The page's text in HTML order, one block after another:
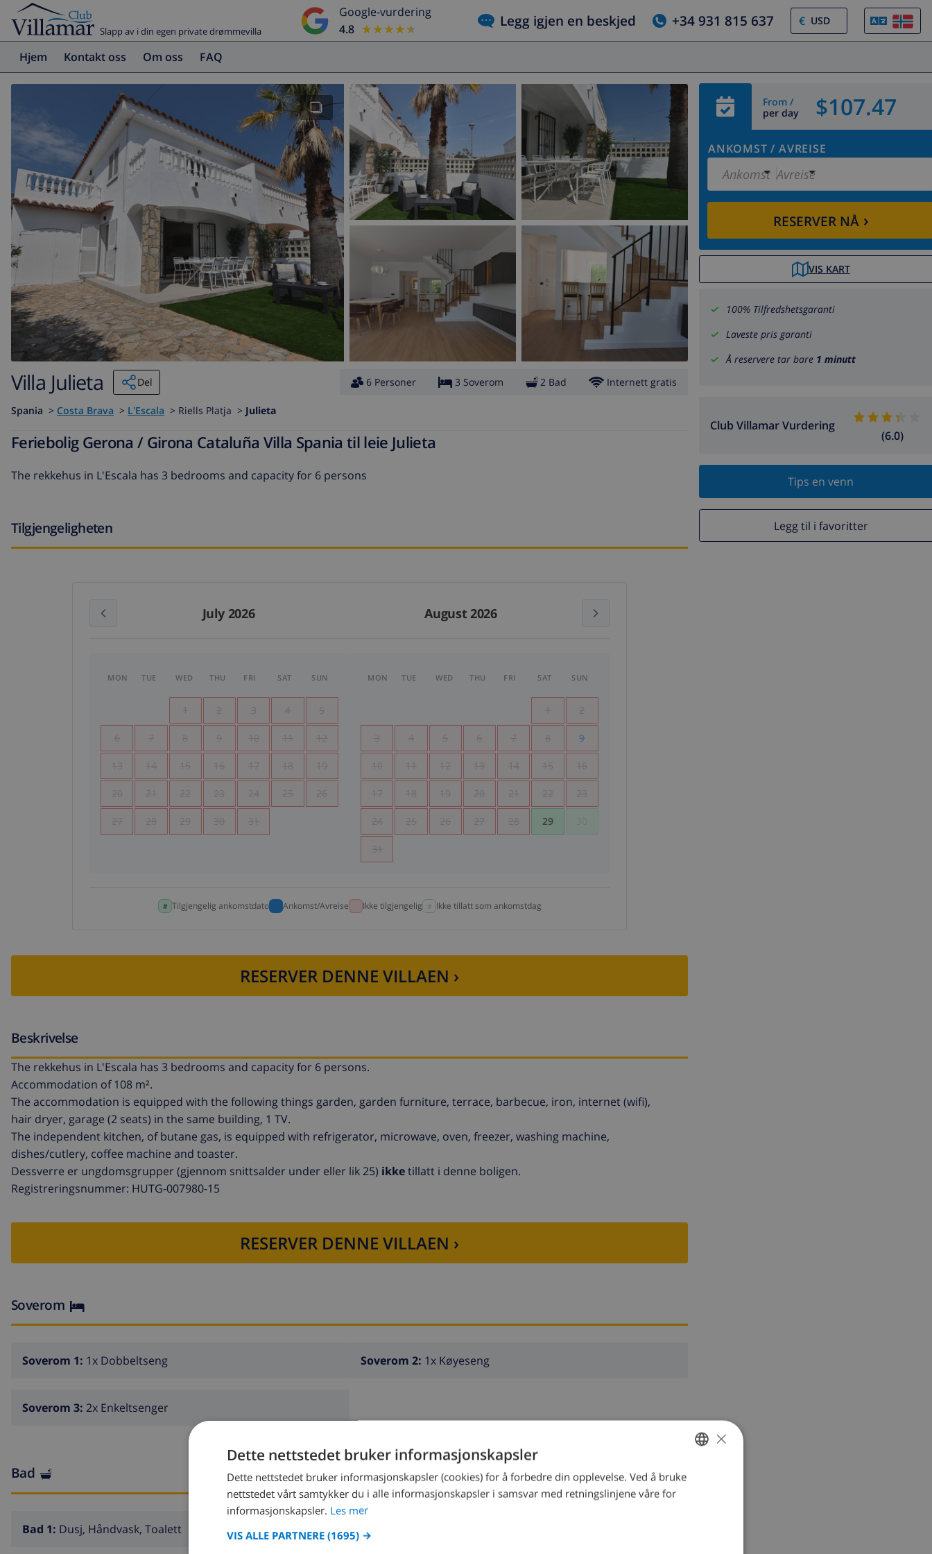
Slapp av i din egen private drømmevilla
Google-vurdering
4.8
★★★★★
★★★★★ Legg igjen en beskjed +34 931 815 637 €
Hjem Kontakt oss Om oss FAQ
From /
per day
$107.47
ANKOMST / AVREISE
Ankomst Avreise
RESERVER NÅ›
VIS KART
100% Tilfredshetsgaranti
Laveste pris garanti
Å reservere tar bare 1 minutt
Club Villamar Vurdering
(6.0)
Tips en venn
Legg til i favoritter
Villa Julieta Del 6 Personer 3 Soverom 2 Bad Internett gratis
Spania > Costa Brava > L'Escala > Riells Platja > Julieta
Feriebolig Gerona / Girona Cataluña Villa Spania til leie Julieta
The rekkehus in L'Escala has 3 bedrooms and capacity for 6 persons
Tilgjengeligheten
July 2026 August 2026
MON TUE WED THU FRI SAT SUN
1 2 3 4 5
6 7 8 9 10 11 12
13 14 15 16 17 18 19
20 21 22 23 24 25 26
27 28 29 30 31
MON TUE WED THU FRI SAT SUN
1 2
3 4 5 6 7 8 9
10 11 12 13 14 15 16
17 18 19 20 21 22 23
24 25 26 27 28 29
31
Tilgjengelig ankomstdato Ankomst/Avreise Ikke tilgjengelig Ikke tillatt som ankomstdag
RESERVER DENNE VILLAEN ›
Beskrivelse
The rekkehus in L'Escala has 3 bedrooms and capacity for 6 persons.
Accommodation of 108 m².
The accommodation is equipped with the following things garden, garden furniture, terrace, barbecue, iron, internet (wifi),
hair dryer, garage (2 seats) in the same building, 1 TV.
The independent kitchen, of butane gas, is equipped with refrigerator, microwave, oven, freezer, washing machine,
dishes/cutlery, coffee machine and toaster.
Dessverre er ungdomsgrupper (gjennom snittsalder under eller lik 25) ikketillatt i denne boligen.
Registreringsnummer: HUTG-007980-15
RESERVER DENNE VILLAEN ›
Soverom
Soverom 1: 1x Dobbeltseng Soverom 2: 1x Køyeseng
Soverom 3: 2x Enkeltsenger
Bad
Bad 1: Dusj, Håndvask, Toalett Bad 2:
NORWEGIAN
DUTCH
×
Dette nettstedet bruker informasjonskapsler
Dette nettstedet bruker informasjonskapsler (cookies) for å forbedre din opplevelse. Ved å bruke
nettstedet vårt samtykker du i alle informasjonskapsler i samsvar med retningslinjene våre for
informasjonskapsler. Les mer
VIS ALLE PARTNERE (1695) →